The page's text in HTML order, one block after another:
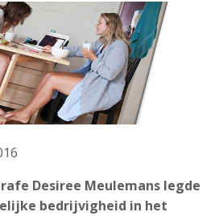
Desiree Meulemans legde
bedrijvigheid in het